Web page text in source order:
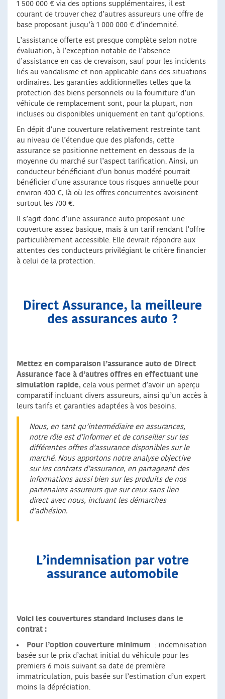
1 500 000 € via des options supplémentaires, il est
courant de trouver chez d’autres assureurs une offre de
base proposant jusqu’à 1 000 000 € d’indemnité.
L’assistance offerte est presque complète selon notre
évaluation, à l’exception notable de l’absence
d’assistance en cas de crevaison, sauf pour les incidents
liés au vandalisme et non applicable dans des situations
ordinaires. Les garanties additionnelles telles que la
protection des biens personnels ou la fourniture d’un
véhicule de remplacement sont, pour la plupart, non
incluses ou disponibles uniquement en tant qu’options.
En dépit d’une couverture relativement restreinte tant
au niveau de l’étendue que des plafonds, cette
assurance se positionne nettement en dessous de la
moyenne du marché sur l’aspect tarification. Ainsi, un
conducteur bénéficiant d’un bonus modéré pourrait
bénéficier d’une assurance tous risques annuelle pour
environ 400 €, là où les offres concurrentes avoisinent
surtout les 700 €.
Il s’agit donc d’une assurance auto proposant une
couverture assez basique, mais à un tarif rendant l’offre
particulièrement accessible. Elle devrait répondre aux
attentes des conducteurs privilégiant le critère financier
à celui de la protection.
Direct Assurance, la meilleure
des assurances auto ?
Mettez en comparaison l’assurance auto de Direct
Assurance face à d’autres offres en effectuant une
simulation rapide, cela vous permet d’avoir un aperçu
comparatif incluant divers assureurs, ainsi qu’un accès à
leurs tarifs et garanties adaptées à vos besoins.
Nous, en tant qu’intermédiaire en assurances,
notre rôle est d’informer et de conseiller sur les
différentes offres d’assurance disponibles sur le
marché. Nous apportons notre analyse objective
sur les contrats d’assurance, en partageant des
informations aussi bien sur les produits de nos
partenaires assureurs que sur ceux sans lien
direct avec nous, incluant les démarches
d’adhésion.
L’indemnisation par votre
assurance automobile
Voici les couvertures standard incluses dans le
contrat :
Pour l’option couverture minimum : indemnisation
basée sur le prix d’achat initial du véhicule pour les
premiers 6 mois suivant sa date de première
immatriculation, puis basée sur l’estimation d’un expert
moins la dépréciation.